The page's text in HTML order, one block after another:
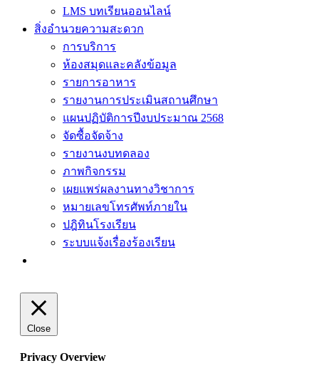
LMS บทเรียนออนไลน์
สิ่งอำนวยความสะดวก
การบริการ
ห้องสมุดและคลังข้อมูล
รายการอาหาร
รายงานการประเมินสถานศึกษา
แผนปฏิบัติการปีงบประมาณ 2568
จัดซื้อจัดจ้าง
รายงานงบทดลอง
ภาพกิจกรรม
เผยแพร่ผลงานทางวิชาการ
หมายเลขโทรศัพท์ภายใน
ปฎิทินโรงเรียน
ระบบแจ้งเรื่องร้องเรียน
Close
Privacy Overview